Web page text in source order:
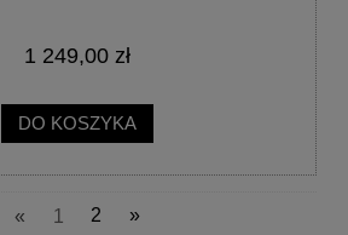
1 249,00 zł
DO KOSZYKA
« 1 2 »